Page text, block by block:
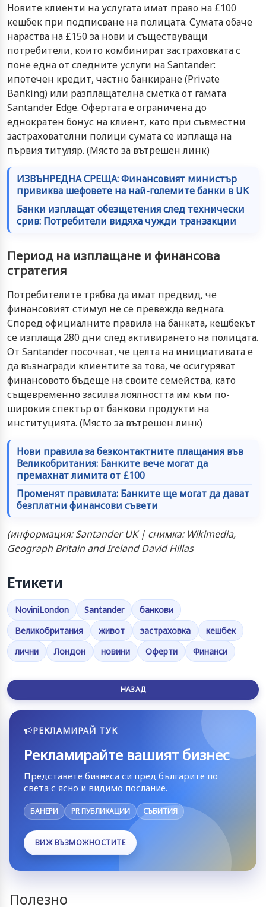
Новите клиенти на услугата имат право на £100
кешбек при подписване на полицата. Сумата обаче
нараства на £150 за нови и съществуващи
потребители, които комбинират застраховката с
поне една от следните услуги на Santander:
ипотечен кредит, частно банкиране (Private
Banking) или разплащателна сметка от гамата
Santander Edge. Офертата е ограничена до
еднократен бонус на клиент, като при съвместни
застрахователни полици сумата се изплаща на
първия титуляр. (Място за вътрешен линк)
ИЗВЪНРЕДНА СРЕЩА: Финансовият министър
привиква шефовете на най-големите банки в UK
Банки изплащат обезщетения след технически
срив: Потребители видяха чужди транзакции
Период на изплащане и финансова
стратегия
Потребителите трябва да имат предвид, че
финансовият стимул не се превежда веднага.
Според официалните правила на банката, кешбекът
се изплаща 280 дни след активирането на полицата.
От Santander посочват, че целта на инициативата е
да възнагради клиентите за това, че осигуряват
финансовото бъдеще на своите семейства, като
същевременно засилва лоялността им към по-
широкия спектър от банкови продукти на
институцията. (Място за вътрешен линк)
Нови правила за безконтактните плащания във
Великобритания: Банките вече могат да
премахнат лимита от £100
Променят правилата: Банките ще могат да дават
безплатни финансови съвети
(информация: Santander UK | снимка: Wikimedia,
Geograph Britain and Ireland David Hillas
Етикети
NoviniLondon Santander
банкови
Великобритания
живот застраховка
кешбек
лични
Лондон новини Оферти Финанси
НАЗАД
РЕКЛАМИРАЙ ТУК
Рекламирайте вашият бизнес
Представете бизнеса си пред българите по
света с ясно и видимо послание.
БАНЕРИ PR ПУБЛИКАЦИИ СЪБИТИЯ
ВИЖ ВЪЗМОЖНОСТИТЕ
Полезно